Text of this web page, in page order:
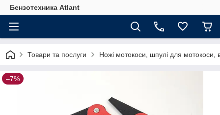
Бензотехника Atlant
Товари та послуги Ножі мотокоси, шпулі для мотокоси,
–7%